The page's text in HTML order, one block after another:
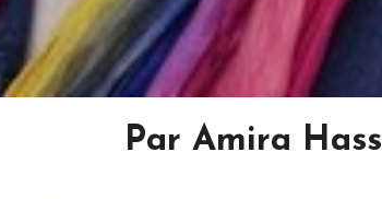
Par Amira Hass